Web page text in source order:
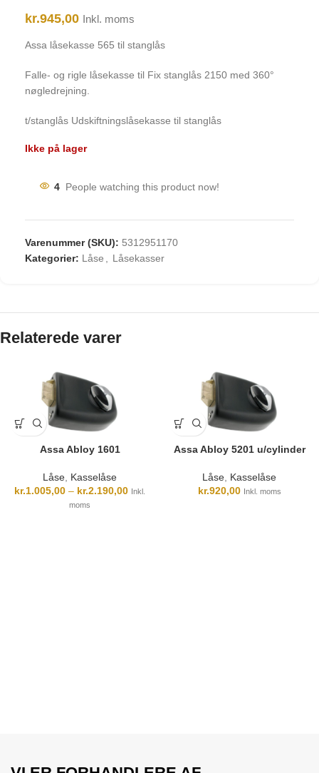
kr.945,00 Inkl. moms
Assa låsekasse 565 til stanglås
Falle- og rigle låsekasse til Fix stanglås 2150 med 360°
nøgledrejning.
t/stanglås Udskiftningslåsekasse til stanglås
Ikke på lager
4 People watching this product now!
Varenummer (SKU): 5312951170
Kategorier: Låse Låsekasser
Relaterede varer
Assa Abloy 1601
Låse, Kasselåse
kr.1.005,00 – kr.2.190,00 Inkl.
moms
Assa Abloy 5201 u/cylinder
Låse, Kasselåse
kr.920,00 Inkl. moms